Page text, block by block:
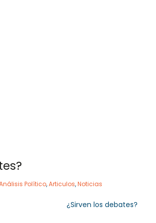
Político,Articulos,Noticias
¿Sirven los debates?